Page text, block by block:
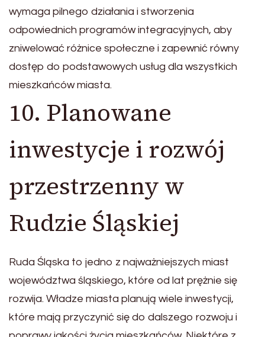
wymaga pilnego działania i stworzenia
odpowiednich programów integracyjnych, aby
zniwelować różnice społeczne i zapewnić równy
dostęp do podstawowych usług dla wszystkich
mieszkańców miasta.
10. Planowane
inwestycje i rozwój
przestrzenny w
Rudzie Śląskiej
Ruda Śląska to jedno z najważniejszych miast
województwa śląskiego, które od lat prężnie się
rozwija. Władze miasta planują wiele inwestycji,
które mają przyczynić się do dalszego rozwoju i